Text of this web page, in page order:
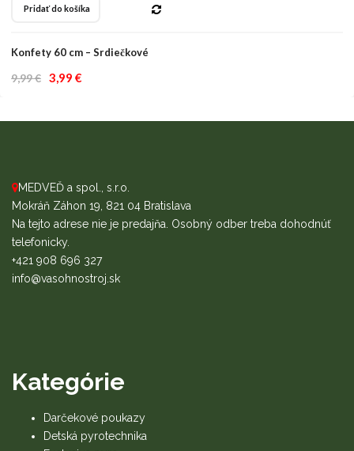
Pridať do košíka
Konfety 60 cm – Srdiečkové
9,99€ Original
3,99 €
MEDVEĎ a spol., s.r.o.
Mokráň Záhon 19, 821 04 Bratislava
Na tejto adrese nie je predajňa. Osobný odber treba dohodnúť
telefonicky.
+421 908 696 327
info@vasohnostroj.sk
Kategórie
Darčekové poukazy
Detská pyrotechnika